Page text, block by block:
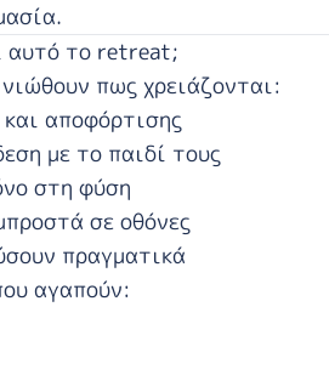
αυτό το retreat;
πως χρειάζονται:
αποφόρτισης
με το παιδί τους
στη φύση
σε οθόνες
πραγματικά
αγαπούν: